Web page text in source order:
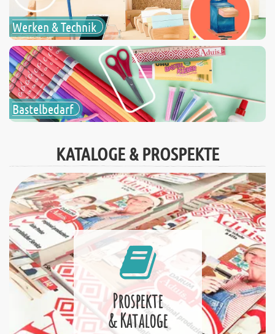
Werken & Technik
Bastelbedarf
KATALOGE & PROSPEKTE
Prospekte
& Kataloge